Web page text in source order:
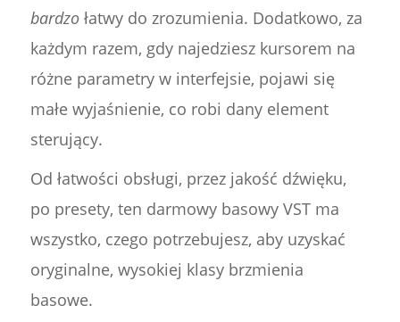
bardzołatwy do zrozumienia. Dodatkowo, za
każdym razem, gdy najedziesz kursorem na
różne parametry w interfejsie, pojawi się
małe wyjaśnienie, co robi dany element
sterujący.
Od łatwości obsługi, przez jakość dźwięku,
po presety, ten darmowy basowy VST ma
wszystko, czego potrzebujesz, aby uzyskać
oryginalne, wysokiej klasy brzmienia
basowe.